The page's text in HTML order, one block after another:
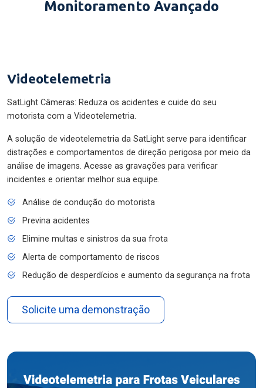
Monitoramento Avançado
Videotelemetria
SatLight Câmeras: Reduza os acidentes e cuide do seu
motorista com a Videotelemetria.
A solução de videotelemetria da SatLight serve para identificar
distrações e comportamentos de direção perigosa por meio da
análise de imagens. Acesse as gravações para verificar
incidentes e orientar melhor sua equipe.
Análise de condução do motorista
Previna acidentes
Elimine multas e sinistros da sua frota
Alerta de comportamento de riscos
Redução de desperdícios e aumento da segurança na frota
Solicite uma demonstração